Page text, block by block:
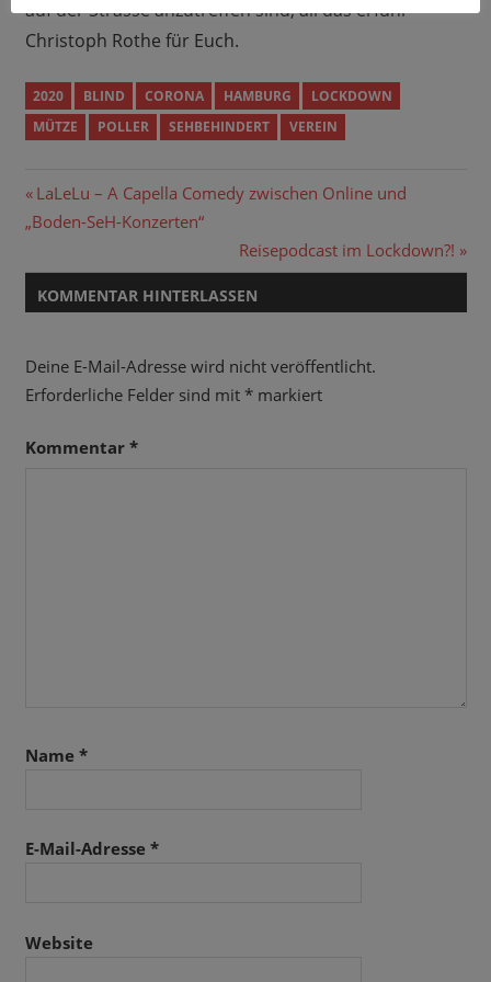
auf der Strasse anzutreffen sind, all das erfuhr
Christoph Rothe für Euch.
2020 BLIND CORONA HAMBURG
LOCKDOWN
MÜTZE
POLLER SEHBEHINDERT VEREIN
Beitragsnavigation
Vorheriger
Beitrag:
LaLeLu – A Capella Comedy zwischen Online und
„Boden-SeH-Konzerten“
Nächster
Beitrag:
Reisepodcast im Lockdown?!
KOMMENTAR HINTERLASSEN
Deine E-Mail-Adresse wird nicht veröffentlicht.
Erforderliche Felder sind mit *markiert
Kommentar *
Name *
E-Mail-Adresse *
Website